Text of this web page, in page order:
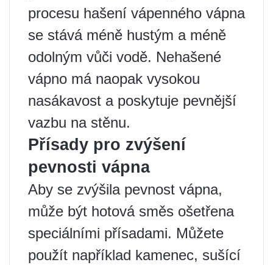
procesu hašení vápenného vápna
se stává méně hustým a méně
odolným vůči vodě. Nehašené
vápno má naopak vysokou
nasákavost a poskytuje pevnější
vazbu na stěnu.
Přísady pro zvýšení
pevnosti vápna
Aby se zvýšila pevnost vápna,
může být hotová směs ošetřena
speciálními přísadami. Můžete
použít například kamenec, sušící